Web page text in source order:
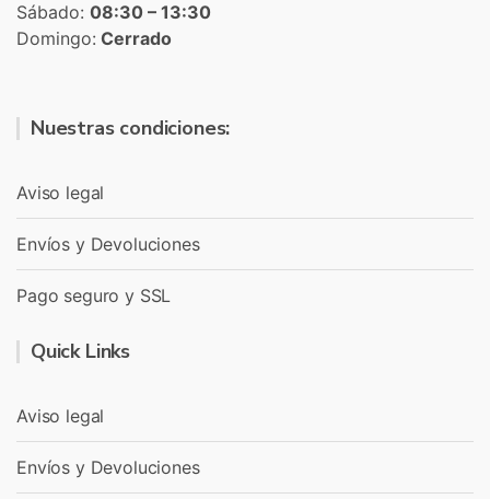
Sábado: 08:30 – 13:30
Domingo: Cerrado
Nuestras condiciones:
Aviso legal
Envíos y Devoluciones
Pago seguro y SSL
Quick Links
Aviso legal
Envíos y Devoluciones